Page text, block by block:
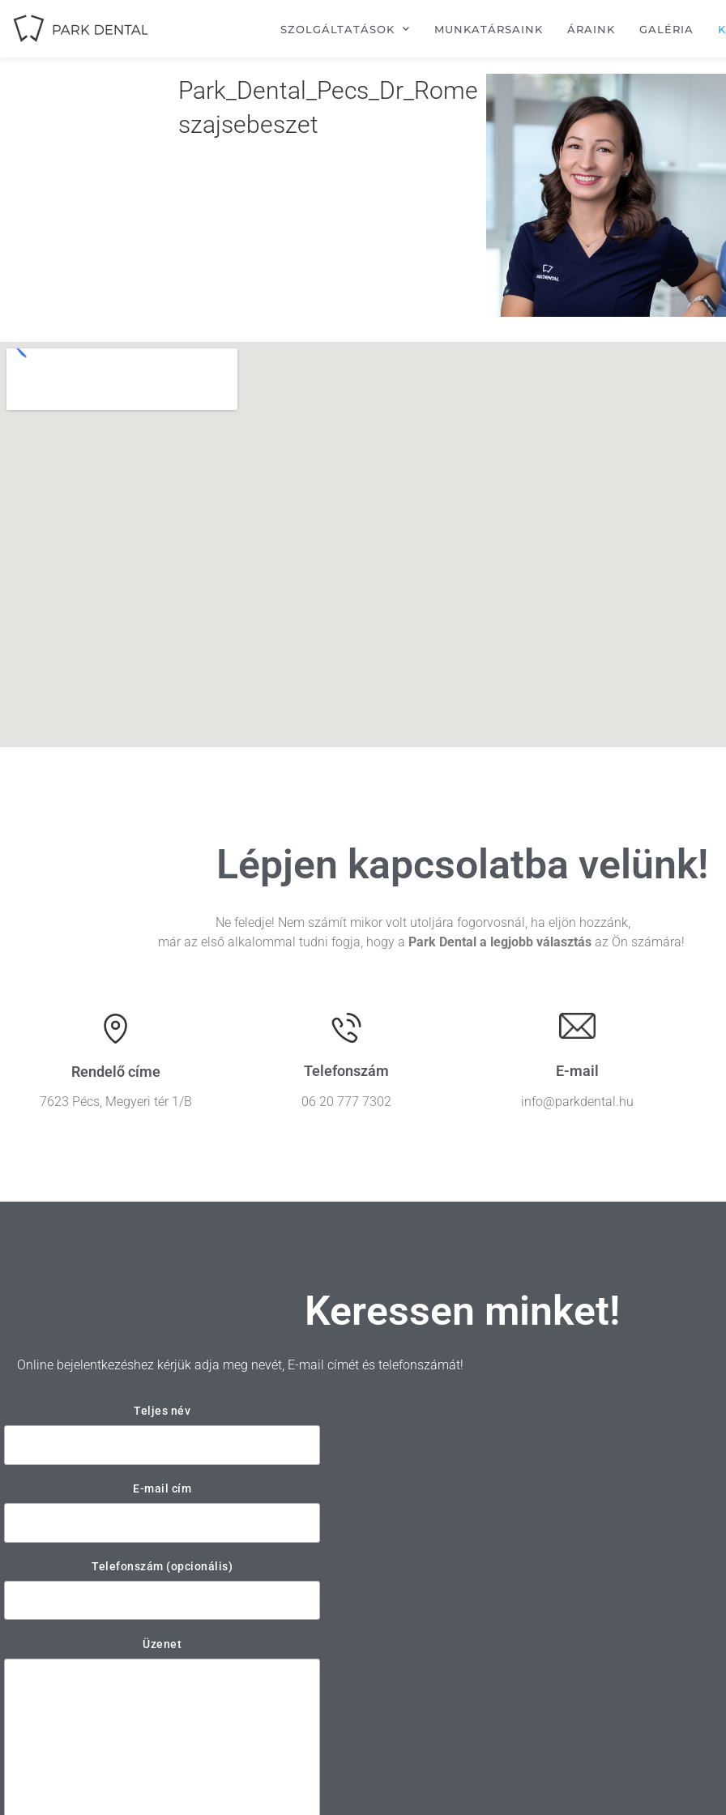
SZOLGÁLTATÁSOK MUNKATÁRSAINK ÁRAINK GALÉRIA
Park_Dental_Pecs_Dr_Romer_Filomena-
szajsebeszet
Lépjen kapcsolatba velünk!
Ne feledje! Nem számít mikor volt utoljára fogorvosnál, ha eljön hozzánk,
már az első alkalommal tudni fogja, hogy a Park Dental a legjobb választás az Ön számára!
Rendelő címe
7623 Pécs, Megyeri tér 1/B
Telefonszám
06 20 777 7302
E-mail
info@parkdental.hu
Keressen minket!
Online bejelentkezéshez kérjük adja meg nevét, E-mail címét és telefonszámát!
Teljes név
E-mail cím
Telefonszám (opcionális)
Üzenet